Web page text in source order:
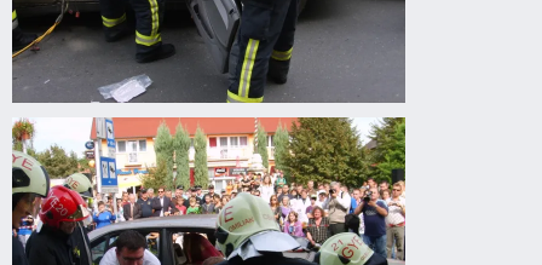
Drogprevenciós
előadás
Gyomaendrődön